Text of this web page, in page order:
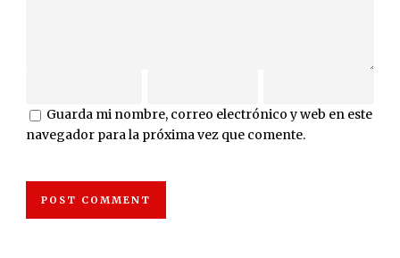
Guarda mi nombre, correo electrónico y web en este
navegador para la próxima vez que comente.